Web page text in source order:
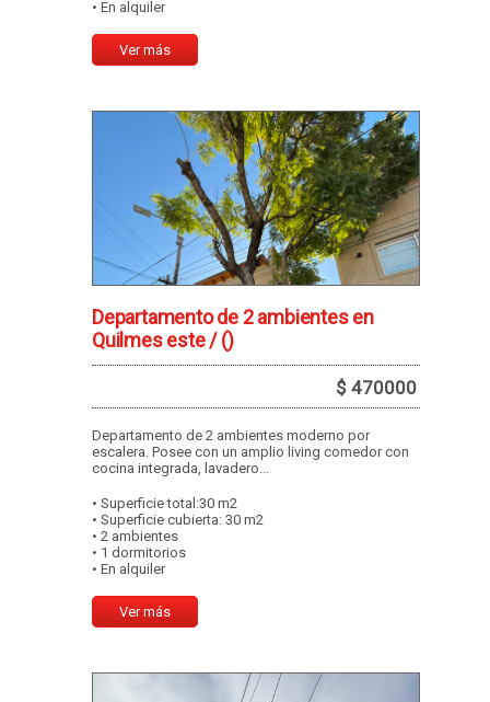
• En alquiler
Ver más
Departamento de 2 ambientes en
Quilmes este /()
$ 470000
Departamento de 2 ambientes moderno por
escalera. Posee con un amplio living comedor con
cocina integrada, lavadero...
• Superficie total:30 m2
• Superficie cubierta: 30 m2
• 2 ambientes
• 1 dormitorios
• En alquiler
Ver más